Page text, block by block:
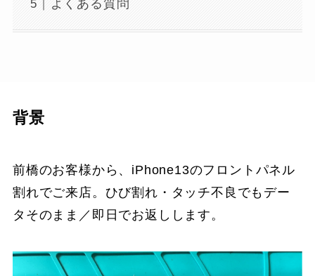
よくある質問
背景
前橋のお客様から、iPhone13のフロントパネル
割れでご来店。ひび割れ・タッチ不良でもデー
タそのまま／即日でお返しします。